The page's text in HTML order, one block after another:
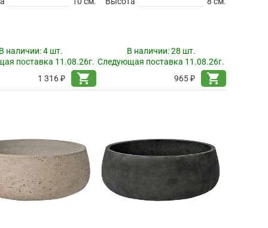
наличии:4 шт.
поставка 11.08.26г.
1 316 ₽
shopping_cart
В наличии:28 шт.
Следующая поставка 11.08.26г.
965 ₽
shopping_cart